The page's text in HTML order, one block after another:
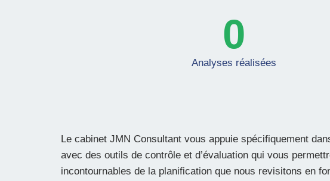
0
Analyses réalisées
Le cabinet JMN Consultant vous appuie spécifiquement
avec des outils de contrôle et d’évaluation qui vous
incontournables de la planification que nous revisitons en